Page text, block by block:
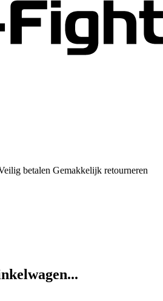
betalen Gemakkelijk retourneren